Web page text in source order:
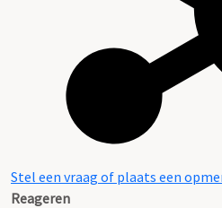
Stel een vraag of plaats een
Reageren